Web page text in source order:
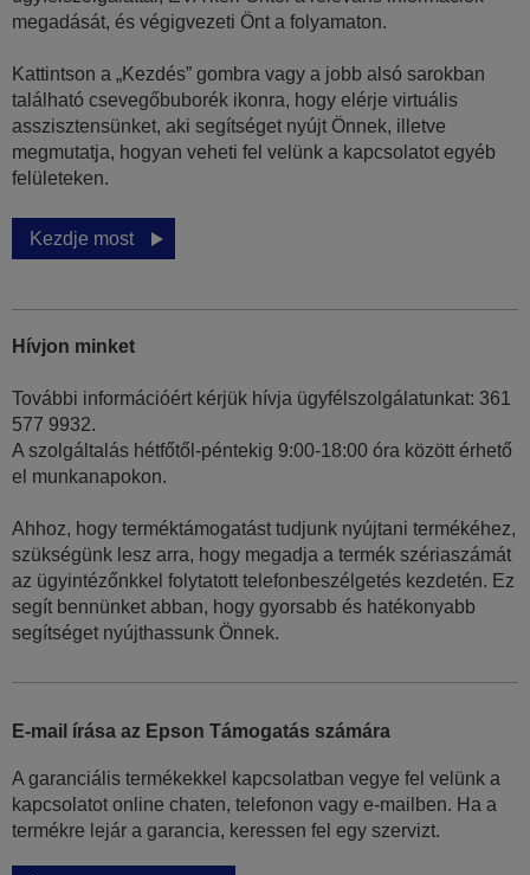
megadását, és végigvezeti Önt a folyamaton.
Kattintson a „Kezdés” gombra vagy a jobb alsó sarokban
található csevegőbuborék ikonra, hogy elérje virtuális
asszisztensünket, aki segítséget nyújt Önnek, illetve
megmutatja, hogyan veheti fel velünk a kapcsolatot egyéb
felületeken.
Kezdje most
Hívjon minket
További információért kérjük hívja ügyfélszolgálatunkat: 361
577 9932.
A szolgáltalás hétfőtől-péntekig 9:00-18:00 óra között érhető
el munkanapokon.
Ahhoz, hogy terméktámogatást tudjunk nyújtani termékéhez,
szükségünk lesz arra, hogy megadja a termék szériaszámát
az ügyintézőnkkel folytatott telefonbeszélgetés kezdetén. Ez
segít bennünket abban, hogy gyorsabb és hatékonyabb
segítséget nyújthassunk Önnek.
E-mail írása az Epson Támogatás számára
A garanciális termékekkel kapcsolatban vegye fel velünk a
kapcsolatot online chaten, telefonon vagy e-mailben. Ha a
termékre lejár a garancia, keressen fel egy szervizt.